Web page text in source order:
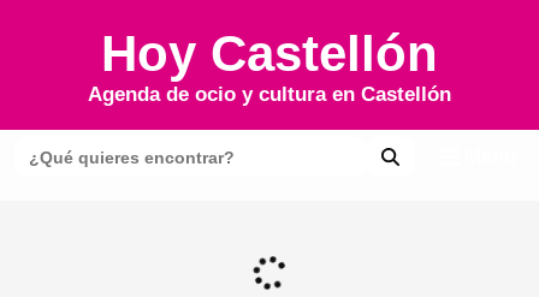
Hoy Castellón
Agenda de ocio y cultura en Castellón